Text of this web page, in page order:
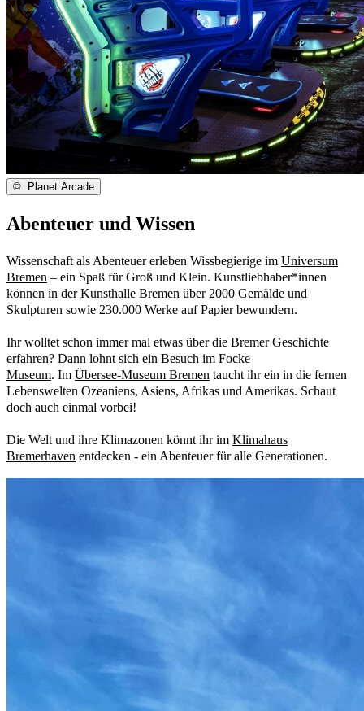
© Planet Arcade
Abenteuer und Wissen
Wissenschaft als Abenteuer erleben Wissbegierige im Universum
Bremen – ein Spaß für Groß und Klein. Kunstliebhaber*innen
können in derKunsthalle Bremen über 2000 Gemälde und
Skulpturen sowie 230.000 Werke auf Papier bewundern.
Ihr wolltet schon immer mal etwas über die Bremer Geschichte
erfahren? Dann lohnt sich ein Besuch im Focke
Museum. Im Übersee-Museum Bremen taucht ihr ein in die fernen
Lebenswelten Ozeaniens, Asiens, Afrikas und Amerikas. Schaut
doch auch einmal vorbei!
Die Welt und ihre Klimazonen könnt ihr im Klimahaus
Bremerhaven entdecken - ein Abenteuer für alle Generationen.